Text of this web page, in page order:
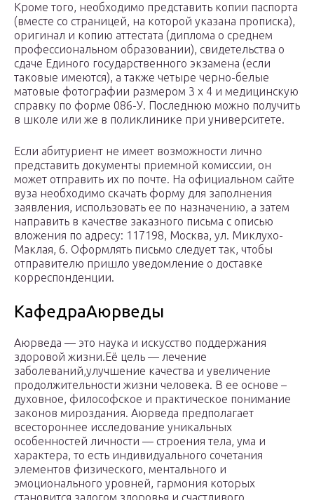
Кроме того, необходимо представить копии паспорта
(вместе со страницей, на которой указана прописка),
оригинал и копию аттестата (диплома о среднем
профессиональном образовании), свидетельства о
сдаче Единого государственного экзамена (если
таковые имеются), а также четыре черно-белые
матовые фотографии размером 3 х 4 и медицинскую
справку по форме 086-У. Последнюю можно получить
в школе или же в поликлинике при университете.
Если абитуриент не имеет возможности лично
представить документы приемной комиссии, он
может отправить их по почте. На официальном сайте
вуза необходимо скачать форму для заполнения
заявления, использовать ее по назначению, а затем
направить в качестве заказного письма с описью
вложения по адресу: 117198, Москва, ул. Миклухо-
Маклая, 6. Оформлять письмо следует так, чтобы
отправителю пришло уведомление о доставке
корреспонденции.
КафедраАюрведы
Аюрведа — это наука и искусство поддержания
здоровой жизни.Её цель — лечение
заболеваний,улучшение качества и увеличение
продолжительности жизни человека. В ее основе –
духовное, философское и практическое понимание
законов мироздания. Аюрведа предполагает
всестороннее исследование уникальных
особенностей личности — строения тела, ума и
характера, то есть индивидуального сочетания
элементов физического, ментального и
эмоционального уровней, гармония которых
становится залогом здоровья и счастливого